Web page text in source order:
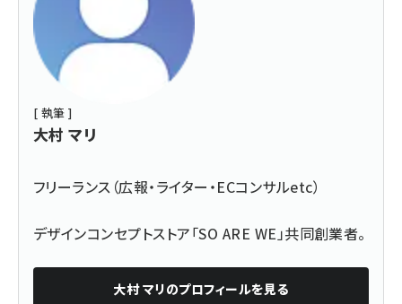
[ 執筆 ]
大村 マリ
フリーランス（広報・ライター・ECコンサルetc）
デザインコンセプトストア「SO ARE WE」共同創業者。
大村 マリのプロフィールを見る